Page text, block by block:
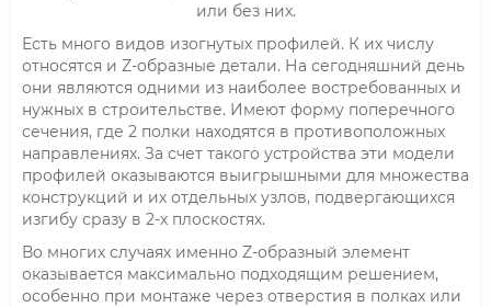
или без них.
Есть много видов изогнутых профилей. К их числу
относятся и Z-образные детали. На сегодняшний день
они являются одними из наиболее востребованных и
нужных в строительстве. Имеют форму поперечного
сечения, где 2 полки находятся в противоположных
направлениях. За счет такого устройства эти модели
профилей оказываются выигрышными для множества
конструкций и их отдельных узлов, подвергающихся
изгибу сразу в 2-х плоскостях.
Во многих случаях именно Z-образный элемент
оказывается максимально подходящим решением,
особенно при монтаже через отверстия в полках или